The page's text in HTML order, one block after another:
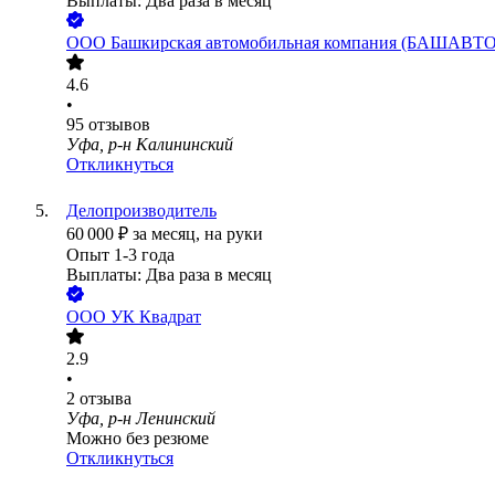
ООО Башкирская автомобильная компания
4.6
•
95 отзывов
Уфа, р-н Калининский
Откликнуться
Делопроизводитель
60 000 ₽ за месяц, на руки
Опыт 1-3 года
Выплаты: Два раза в месяц
ООО УК Квадрат
2.9
•
2 отзыва
Уфа, р-н Ленинский
Можно без резюме
Откликнуться